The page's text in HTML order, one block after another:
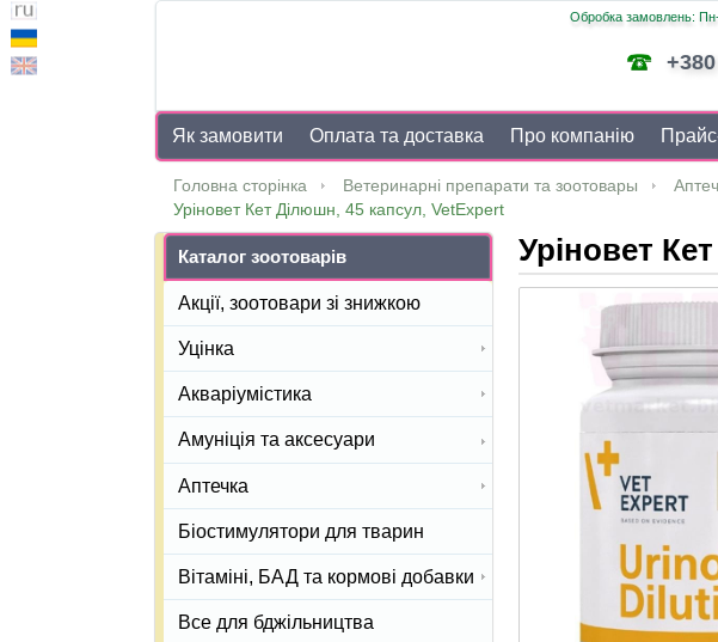
Обробка замовлень:
Як замовити Оплата та доставка Про компанію
Головна сторінка Ветеринарні препарати та зоотовары
Уріновет Кет Ділюшн, 45 капсул, VetExpert
Уріновет
Каталог зоотоварів
Акції, зоотовари зі знижкою
Уцінка
Акваріумістика
Амуніція та аксесуари
Аптечка
Біостимулятори для тварин
Вітаміні, БАД та кормові добавки
Все для бджільництва